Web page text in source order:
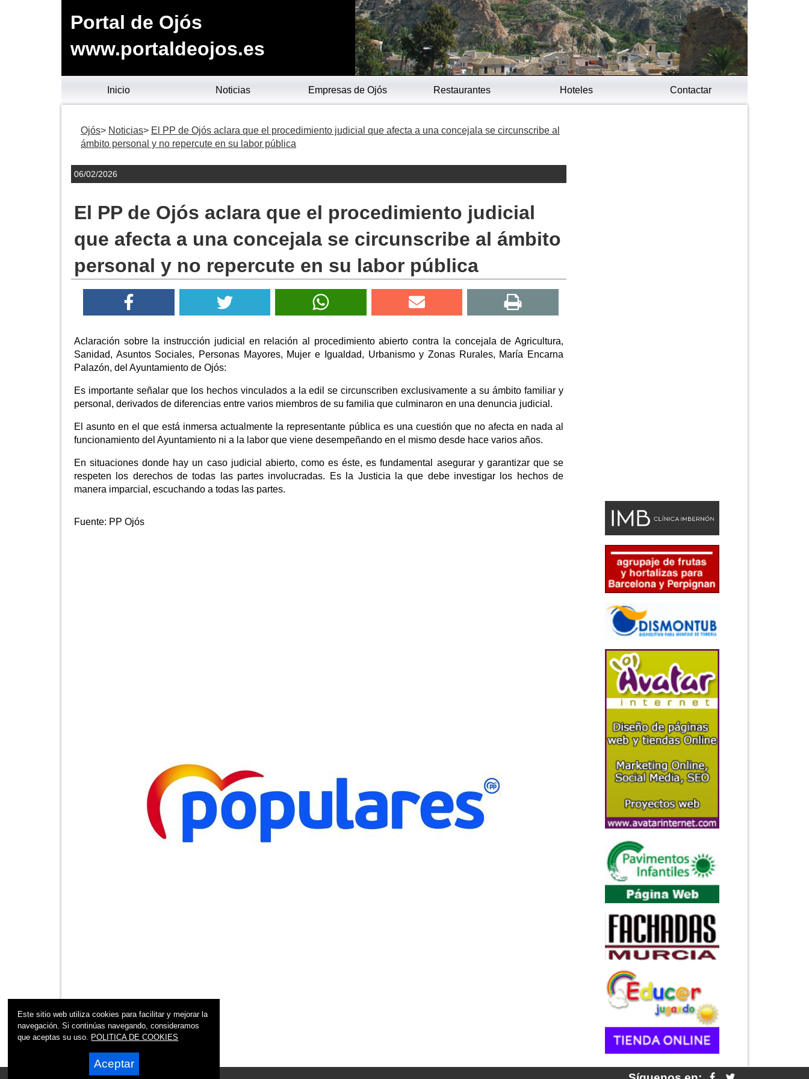
Portal de Ojós
www.portaldeojos.es
Inicio Noticias Empresas de Ojós Restaurantes Hoteles Contactar
Ojós Noticias
El PP de Ojós aclara que el procedimiento judicial que afecta a una concejala se circunscribe al
ámbito personal y no repercute en su labor pública
06/02/2026
El PP de Ojós aclara que el procedimiento judicial
que afecta a una concejala se circunscribe al ámbito
personal y no repercute en su labor pública
Aclaración sobre la instrucción judicial en relación al procedimiento abierto contra la concejala de Agricultura,
Sanidad, Asuntos Sociales, Personas Mayores, Mujer e Igualdad, Urbanismo y Zonas Rurales, María Encarna
Palazón, del Ayuntamiento de Ojós:
Es importante señalar que los hechos vinculados a la edil se circunscriben exclusivamente a su ámbito familiar y
personal, derivados de diferencias entre varios miembros de su familia que culminaron en una denuncia judicial.
El asunto en el que está inmersa actualmente la representante pública es una cuestión que no afecta en nada al
funcionamiento del Ayuntamiento ni a la labor que viene desempeñando en el mismo desde hace varios años.
En situaciones donde hay un caso judicial abierto, como es éste, es fundamental asegurar y garantizar que se
respeten los derechos de todas las partes involucradas. Es la Justicia la que debe investigar los hechos de
manera imparcial, escuchando a todas las partes.
Fuente: PP Ojós
Este sitio web utiliza cookies para facilitar y mejorar la
navegación. Si continúas navegando, consideramos
que aceptas su uso. POLITICA DE COOKIES
Aceptar